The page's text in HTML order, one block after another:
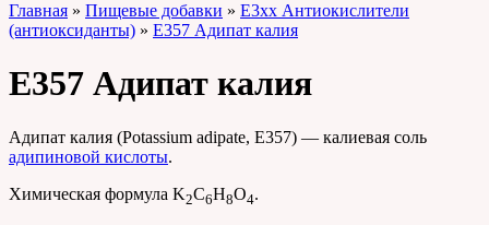
Главная » Пищевые добавки » E3xx Антиокислители
(антиоксиданты) » E357 Адипат калия
E357 Адипат калия
Адипат калия (Potassium adipate, E357) — калиевая соль
адипиновой кислоты.
Химическая формула K2C6H8O4.